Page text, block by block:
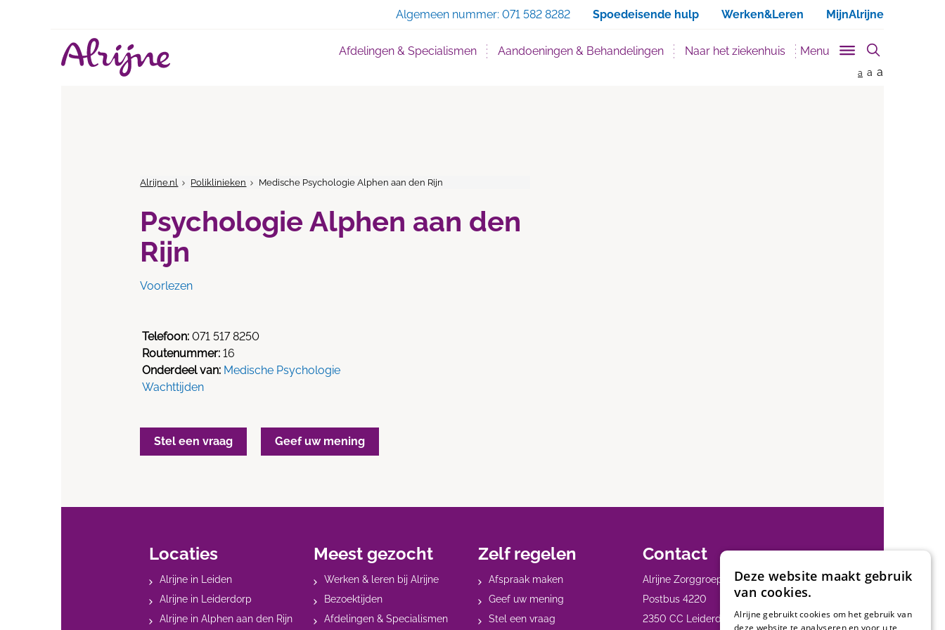
Algemeen nummer: 071 582 8282 Spoedeisende hulp Werken&Leren MijnAlrijne
Afdelingen & Specialismen Aandoeningen & Behandelingen Naar het ziekenhuis Menu
a a a
Alrijne.nl Poliklinieken Medische Psychologie Alphen aan den Rijn
Psychologie Alphen aan den
Rijn
Voorlezen
Telefoon: 071 517 8250
Routenummer: 16
Onderdeel van: Medische Psychologie
Wachttijden
Stel een vraag Geef uw mening
Locaties
Alrijne in Leiden
Alrijne in Leiderdorp
Alrijne in Alphen aan den Rijn
Meest gezocht
Werken & leren bij Alrijne
Bezoektijden
Afdelingen & Specialismen
Zelf regelen
Afspraak maken
Geef uw mening
Stel een vraag
Contact
Alrijne Zorggroep
Postbus 4220
2350 CC Leiderdorp
Deze website maakt gebruik
van cookies.
Alrijne gebruikt cookies om het gebruik van
deze website te analyseren en voor u te